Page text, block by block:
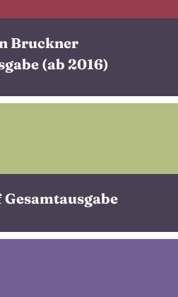
Bruckner
(ab 2016)